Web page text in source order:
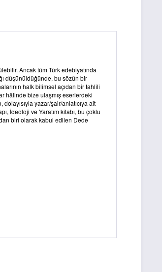
Ancak tüm Türk edebiyatında
düşünüldüğünde, bu sözün bir
halk bilimsel açıdan bir tahlili
hâlinde bize ulaşmış eserlerdeki
yazar/şair/anlatıcıya ait
İdeoloji ve Yaratım kitabı, bu çoklu
biri olarak kabul edilen Dede